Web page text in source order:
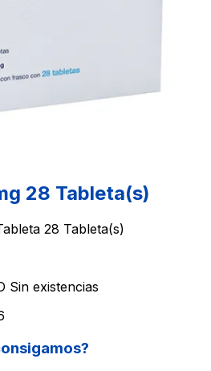
28 Tableta(s)
28 Tableta(s)
Sin existencias